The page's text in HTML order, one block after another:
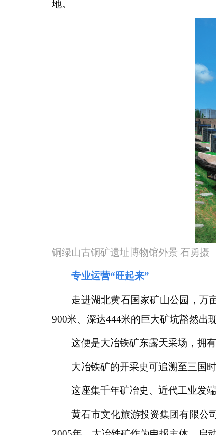
地。
铜绿山古铜矿遗址博物馆外景 石勇摄
专业运营“旺起来”
走进湖北黄石国家矿山公园，万
900米、深达444米的巨大矿坑豁然出现
这便是大冶铁矿东露天采场，拥
大冶铁矿的开采史可追溯至三国
这座集千年矿冶史、近代工业发
黄石市文化旅游投资集团有限公